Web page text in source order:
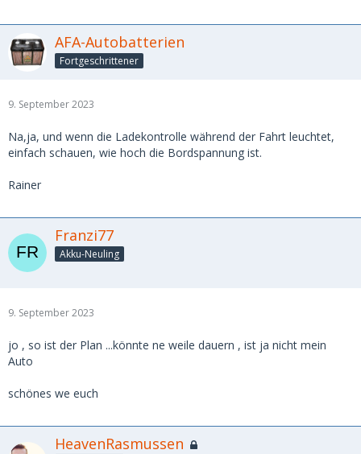
AFA-Autobatterien
Fortgeschrittener
9. September 2023
Na,ja, und wenn die Ladekontrolle während der Fahrt leuchtet,
einfach schauen, wie hoch die Bordspannung ist.
Rainer
Franzi77
Akku-Neuling
9. September 2023
jo , so ist der Plan ...könnte ne weile dauern , ist ja nicht mein
Auto
schönes we euch
HeavenRasmussen